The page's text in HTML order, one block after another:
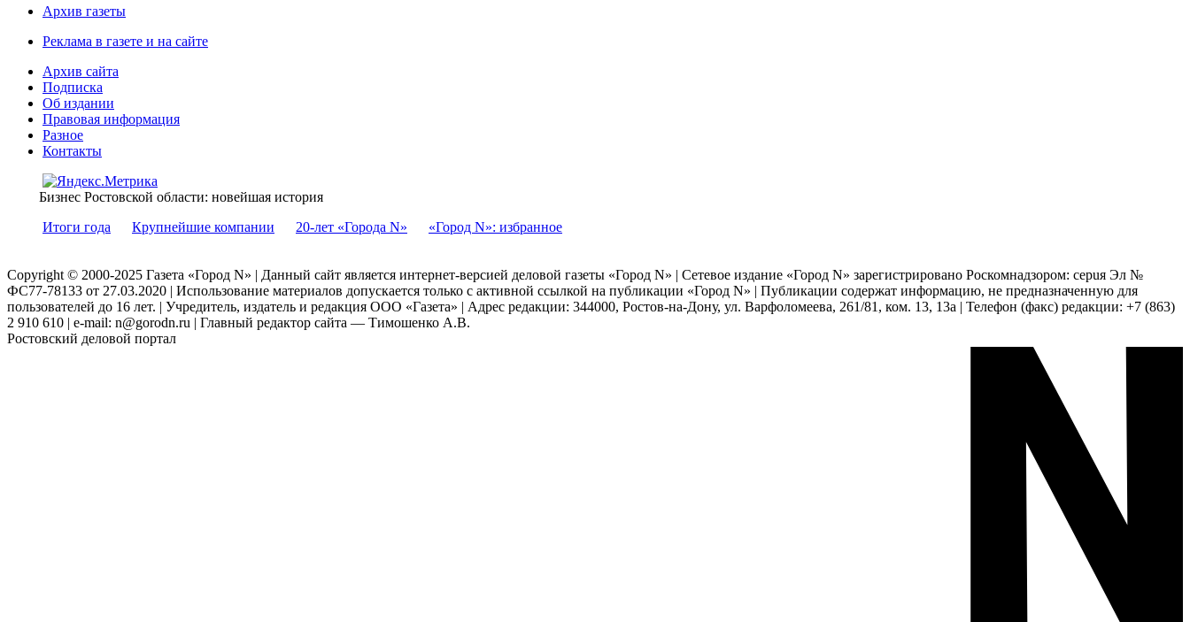
Архив газеты
Реклама в газете и на сайте
Архив сайта
Подписка
Об издании
Правовая информация
Разное
Контакты
Бизнес Ростовской области: новейшая история
Итоги года
Крупнейшие компании 20-лет «Города N» «Город N»: избранное
Copyright © 2000-2025 Газета «Город N» | Данный сайт является интернет-версией деловой газеты «Город N» | Сетевое издание «Город N» зарегистрировано Роскомнадзором: серuя Эл №
ФС77-78133 от 27.03.2020 | Использование материалов допускается только с активной ссылкой на публикации «Город N» | Публикации содержат информацию, не предназначенную для
пользователей до 16 лет. | Учредитель, издатель и редакция ООО «Газета» | Адрес редакции: 344000, Ростов-на-Дону, ул. Варфоломеева, 261/81, ком. 13, 13а | Телефон (факс) редакции: +7 (863)
2 910 610 | e-mail: n@gorodn.ru | Главный редактор сайта — Тимошенко А.В.
Ростовский деловой портал